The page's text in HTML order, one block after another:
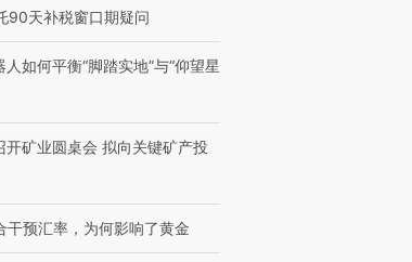
90天补税窗口期疑问
人如何平衡“脚踏实地”与“仰望星
开矿业圆桌会 拟向关键矿产投
干预汇率，为何影响了黄金